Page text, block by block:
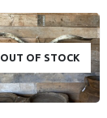
OUT OF STOCK